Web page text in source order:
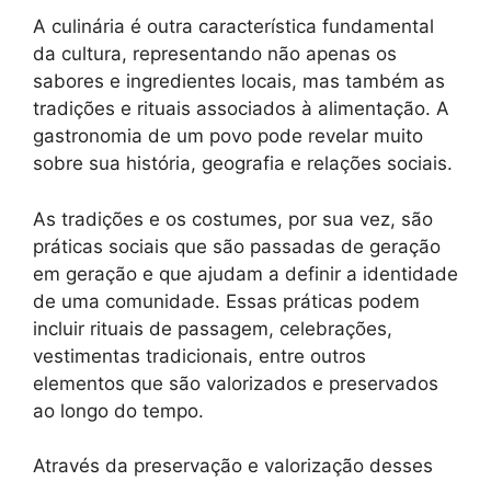
A culinária é outra característica fundamental
da cultura, representando não apenas os
sabores e ingredientes locais, mas também as
tradições e rituais associados à alimentação. A
gastronomia de um povo pode revelar muito
sobre sua história, geografia e relações sociais.
As tradições e os costumes, por sua vez, são
práticas sociais que são passadas de geração
em geração e que ajudam a definir a identidade
de uma comunidade. Essas práticas podem
incluir rituais de passagem, celebrações,
vestimentas tradicionais, entre outros
elementos que são valorizados e preservados
ao longo do tempo.
Através da preservação e valorização desses